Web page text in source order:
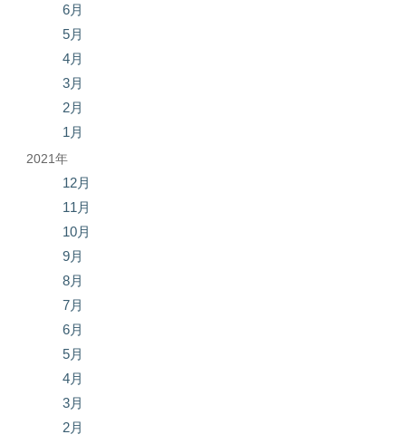
6月
5月
4月
3月
2月
1月
2021年
12月
11月
10月
9月
8月
7月
6月
5月
4月
3月
2月